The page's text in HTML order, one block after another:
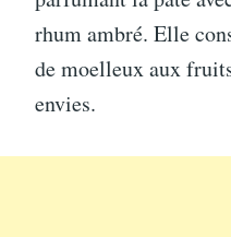
rhum ambré. Elle
de moelleux aux
envies.